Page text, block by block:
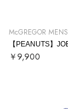
McGREGOR MENS
￥9,900